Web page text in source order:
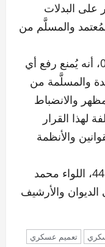
البدلات
والمسلَّم من
أكد التعميم، الذي حمل الرقم 0248، أنه يُمنع رفع أي
والمسلَّمة من
والانضباط
لهذا القرار
والأنظمة
جاء التعميم موقعاً من قائد الفرقة 44، اللواء محمد
والأرشيف
تعميم عسكري